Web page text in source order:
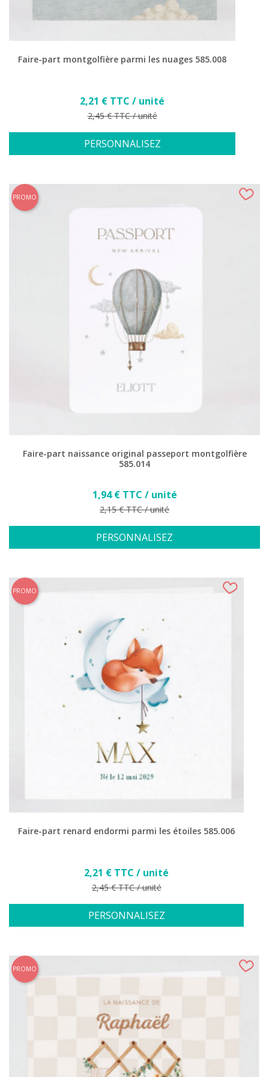
Faire-part montgolfière parmi les nuages 585.008
Prix
2,21 € TTC / unité
Prix de base
2,45 € TTC / unité
PERSONNALISEZ
Faire-part naissance original passeport montgolfière
585.014
Prix
1,94 € TTC / unité
Prix de base
2,15 € TTC / unité
PERSONNALISEZ
PROMO
Faire-part renard endormi parmi les étoiles 585.006
Prix
2,21 € TTC / unité
Prix de base
2,45 € TTC / unité
PERSONNALISEZ
PROMO
PROMO